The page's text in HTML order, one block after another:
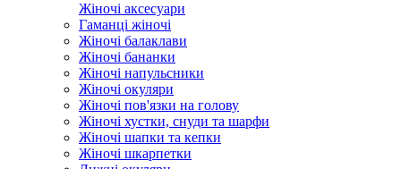
Жіночі аксесуари
Гаманці жіночі
Жіночі балаклави
Жіночі бананки
Жіночі напульсники
Жіночі окуляри
Жіночі пов'язки на голову
Жіночі хустки, снуди та шарфи
Жіночі шапки та кепки
Жіночі шкарпетки